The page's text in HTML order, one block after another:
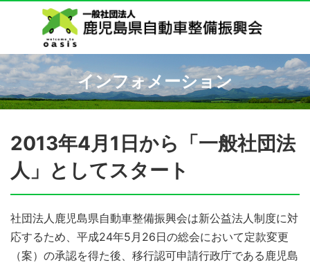
インフォメーション
2013年4月1日から「一般社団法
人」としてスタート
社団法人鹿児島県自動車整備振興会は新公益法人制度に対
応するため、平成24年5月26日の総会において定款変更
（案）の承認を得た後、移行認可申請行政庁である鹿児島